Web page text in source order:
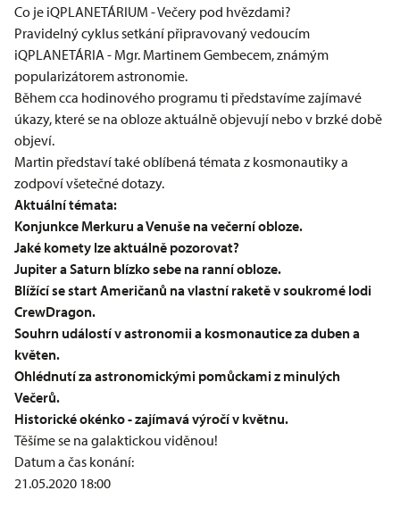
Co je iQPLANETÁRIUM - Večery pod hvězdami?
Pravidelný cyklus setkání připravovaný vedoucím
iQPLANETÁRIA - Mgr. Martinem Gembecem, známým
popularizátorem astronomie.
Během cca hodinového programu ti představíme zajímavé
úkazy, které se na obloze aktuálně objevují nebo v brzké době
objeví.
Martin představí také oblíbená témata z kosmonautiky a
zodpoví všetečné dotazy.
Aktuální témata:
Konjunkce Merkuru a Venuše na večerní obloze.
Jaké komety lze aktuálně pozorovat?
Jupiter a Saturn blízko sebe na ranní obloze.
Blížící se start Američanů na vlastní raketě v soukromé lodi
CrewDragon.
Souhrn událostí v astronomii a kosmonautice za duben a
květen.
Ohlédnutí za astronomickými pomůckami z minulých
Večerů.
Historické okénko - zajímavá výročí v květnu.
Těšíme se na galaktickou viděnou!
Datum a čas konání:
21.05.2020 18:00